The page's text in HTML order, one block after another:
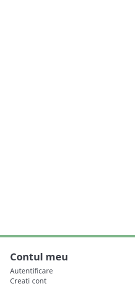
Contul meu
Autentificare
Creati cont